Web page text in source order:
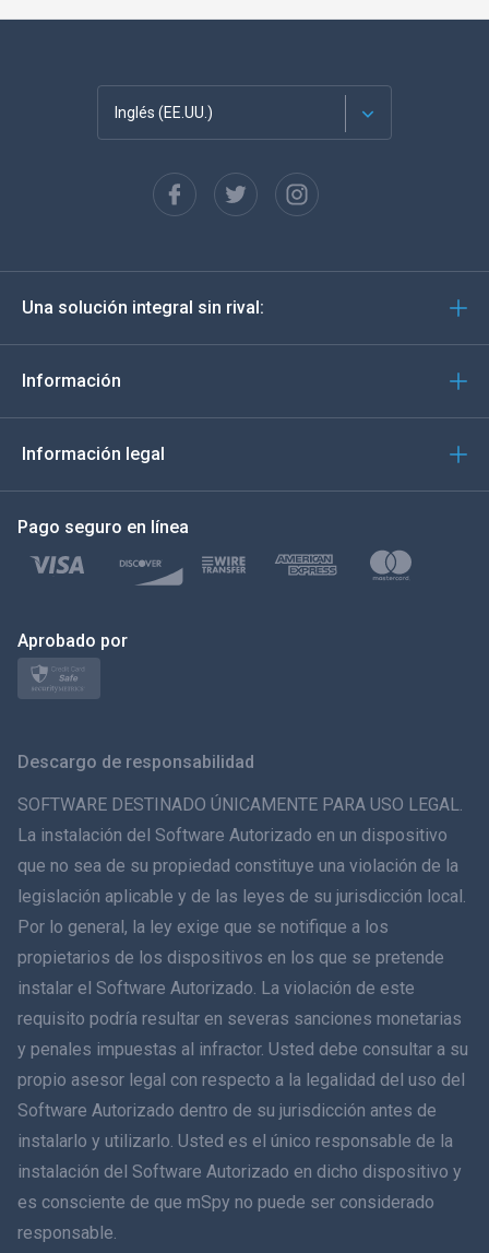
Inglés (EE.UU.)
English
Deutsch
Italiano
Türkçe
Polski
日本
ภาษาไทย
Dansk
हिंदी
עברית
Română
Ελληνικά
Tiếng Việt
Una solución integral sin rival:
Información
Información legal
Pago seguro en línea
Aprobado por
Descargo de responsabilidad
SOFTWARE DESTINADO ÚNICAMENTE PARA USO LEGAL.
La instalación del Software Autorizado en un dispositivo
que no sea de su propiedad constituye una violación de la
legislación aplicable y de las leyes de su jurisdicción local.
Por lo general, la ley exige que se notifique a los
propietarios de los dispositivos en los que se pretende
instalar el Software Autorizado. La violación de este
requisito podría resultar en severas sanciones monetarias
y penales impuestas al infractor. Usted debe consultar a su
propio asesor legal con respecto a la legalidad del uso del
Software Autorizado dentro de su jurisdicción antes de
instalarlo y utilizarlo. Usted es el único responsable de la
instalación del Software Autorizado en dicho dispositivo y
es consciente de que mSpy no puede ser considerado
responsable.